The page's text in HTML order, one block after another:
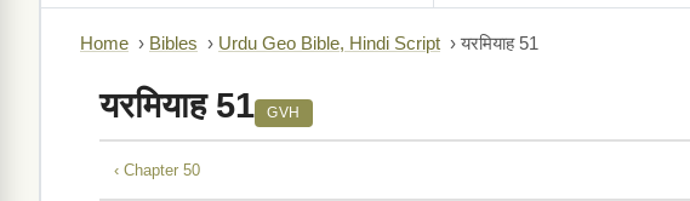
Home › Bibles › Urdu Geo Bible, Hindi Script ›यरमियाह 51
यरमियाह 51 GVH
‹ Chapter 50